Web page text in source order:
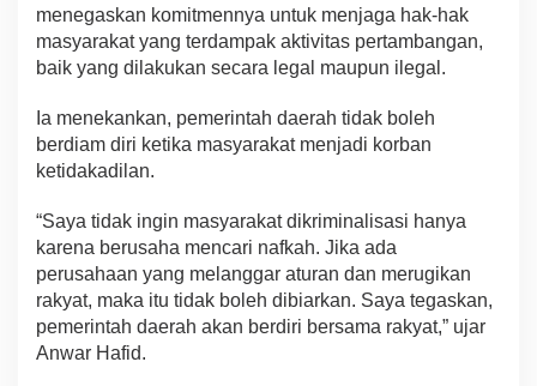
menegaskan komitmennya untuk menjaga hak-hak
masyarakat yang terdampak aktivitas pertambangan,
baik yang dilakukan secara legal maupun ilegal.
Ia menekankan, pemerintah daerah tidak boleh
berdiam diri ketika masyarakat menjadi korban
ketidakadilan.
“Saya tidak ingin masyarakat dikriminalisasi hanya
karena berusaha mencari nafkah. Jika ada
perusahaan yang melanggar aturan dan merugikan
rakyat, maka itu tidak boleh dibiarkan. Saya tegaskan,
pemerintah daerah akan berdiri bersama rakyat,” ujar
Anwar Hafid.